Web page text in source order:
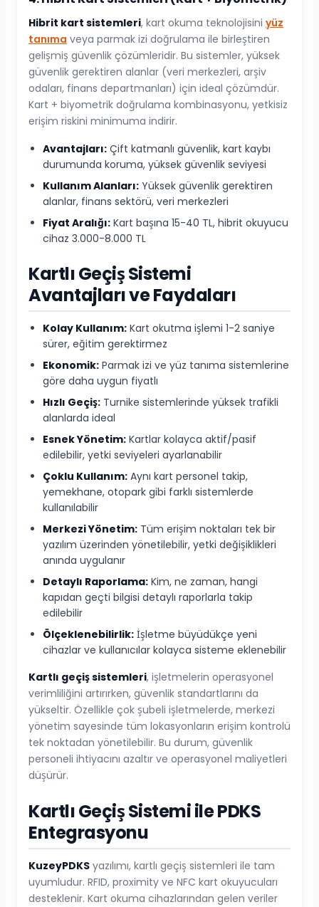
Hibrit kart sistemleri, kart okuma teknolojisini yüz
tanıma veya parmak izi doğrulama ile birleştiren
gelişmiş güvenlik çözümleridir. Bu sistemler, yüksek
güvenlik gerektiren alanlar (veri merkezleri, arşiv
odaları, finans departmanları) için ideal çözümdür.
Kart + biyometrik doğrulama kombinasyonu, yetkisiz
erişim riskini minimuma indirir.
Avantajları: Çift katmanlı güvenlik, kart kaybı
durumunda koruma, yüksek güvenlik seviyesi
Kullanım Alanları: Yüksek güvenlik gerektiren
alanlar, finans sektörü, veri merkezleri
Fiyat Aralığı: Kart başına 15-40 TL, hibrit okuyucu
cihaz 3.000-8.000 TL
Kartlı Geçiş Sistemi
Avantajları ve Faydaları
Kolay Kullanım: Kart okutma işlemi 1-2 saniye
sürer, eğitim gerektirmez
Ekonomik: Parmak izi ve yüz tanıma sistemlerine
göre daha uygun fiyatlı
Hızlı Geçiş: Turnike sistemlerinde yüksek trafikli
alanlarda ideal
Esnek Yönetim: Kartlar kolayca aktif/pasif
edilebilir, yetki seviyeleri ayarlanabilir
Çoklu Kullanım: Aynı kart personel takip,
yemekhane, otopark gibi farklı sistemlerde
kullanılabilir
Merkezi Yönetim: Tüm erişim noktaları tek bir
yazılım üzerinden yönetilebilir, yetki değişiklikleri
anında uygulanır
Detaylı Raporlama: Kim, ne zaman, hangi
kapıdan geçti bilgisi detaylı raporlarla takip
edilebilir
Ölçeklenebilirlik: İşletme büyüdükçe yeni
cihazlar ve kullanıcılar kolayca sisteme eklenebilir
Kartlı geçiş sistemleri, işletmelerin operasyonel
verimliliğini artırırken, güvenlik standartlarını da
yükseltir. Özellikle çok şubeli işletmelerde, merkezi
yönetim sayesinde tüm lokasyonların erişim kontrolü
tek noktadan yönetilebilir. Bu durum, güvenlik
personeli ihtiyacını azaltır ve operasyonel maliyetleri
düşürür.
Kartlı Geçiş Sistemi ile PDKS
Entegrasyonu
KuzeyPDKS yazılımı, kartlı geçiş sistemleri ile tam
uyumludur. RFID, proximity ve NFC kart okuyucuları
desteklenir. Kart okuma cihazlarından gelen veriler